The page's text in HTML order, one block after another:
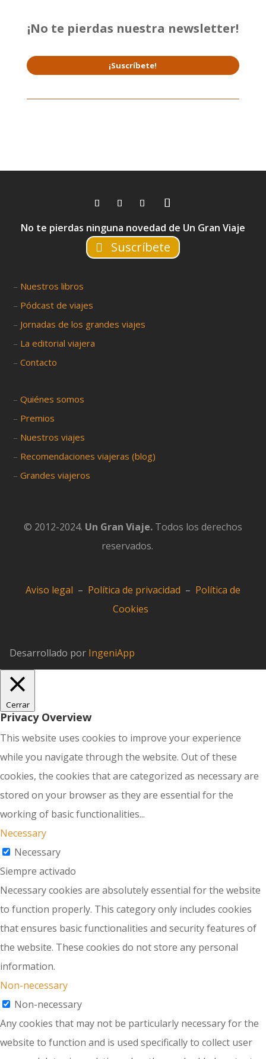
¡No te pierdas nuestra newsletter!
¡Suscríbete!
No te pierdas ninguna novedad de Un Gran Viaje
Suscríbete
– Nuestros libros
– Pódcast de viajes
– Jornadas de los grandes viajes
– La editorial viajera
–Contacto
–Quiénes somos
– Premios
– Nuestros viajes
– Recomendaciones viajeras (blog)
–Grandes viajeros
© 2012-2024. Un Gran Viaje. Todos los derechos
reservados.
Aviso legal – Política de privacidad – Política de
Cookies
Desarrollado por IngeniApp
Cerrar
Privacy Overview
This website uses cookies to improve your experience
while you navigate through the website. Out of these
cookies, the cookies that are categorized as necessary are
stored on your browser as they are essential for the
working of basic functionalities...
Necessary
Necessary
Siempre activado
Necessary cookies are absolutely essential for the website
to function properly. This category only includes cookies
that ensures basic functionalities and security features of
the website. These cookies do not store any personal
information.
Non-necessary
Non-necessary
Any cookies that may not be particularly necessary for the
website to function and is used specifically to collect user